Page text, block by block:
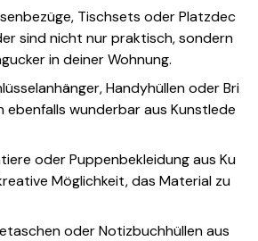
Tischsets oder Platzdec
sind nicht nur praktisch, sondern
in deiner Wohnung.
Handyhüllen oder Bri
ebenfalls wunderbar aus Kunstlede
oder Puppenbekleidung aus Ku
Möglichkeit, das Material zu
oder Notizbuchhüllen aus